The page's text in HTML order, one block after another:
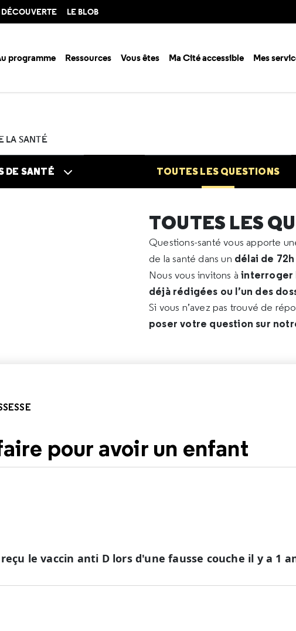
LE BLOB
programme Ressources Vous êtes Ma Cité accessible Mes
LA SANTÉ
DE SANTÉ TOUTES LES QUESTIONS
TOUTES LES
Questions-santé vous apporte
de la santé dans un délai de 72h
Nous vous invitons àinterroger
déjà rédigées ou l’un des
Si vous n’avez pas trouvé de
poser votre question sur
pour avoir un enfant
le vaccin anti D lors d'une fausse couche il y a 1